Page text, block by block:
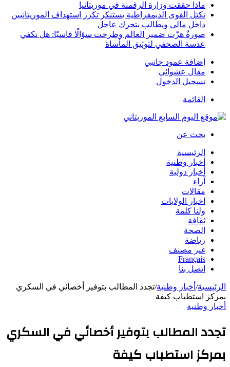
ماذا حققت وزارة الرقمنة في موريتانيا
تكتل القوى الديمقراطية يستنكر تكرر استهداف الموريتانيين
داخل مالي ويطالب بتحرك عاجل
صورةٌ هزّت ضمير العالم وطرحت سؤالًا قاسيًا: هل تكفي
عدسة الصحفي لتوثيق المأساة
إضافة عمود جانبي
مقال عشوائي
تسجيل الدخول
القائمة
بحث عن
الرئيسية
أخبار وطنية
أخبار دولية
آراء
مقالات
اخبار الولايات
ولنا كلمة
ثقافة
الصحة
رياضة
غير مصنف
Français
اتصل بنا
الرئيسية/ أخبار وطنية/تجدد المطالب بتوفير أخصائي في السكري
بمركز استطباب كيفة
أخبار وطنية
تجدد المطالب بتوفير أخصائي في السكري
بمركز استطباب كيفة